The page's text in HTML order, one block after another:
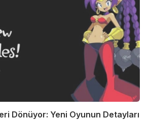
Dönüyor: Yeni Oyunun Detayları